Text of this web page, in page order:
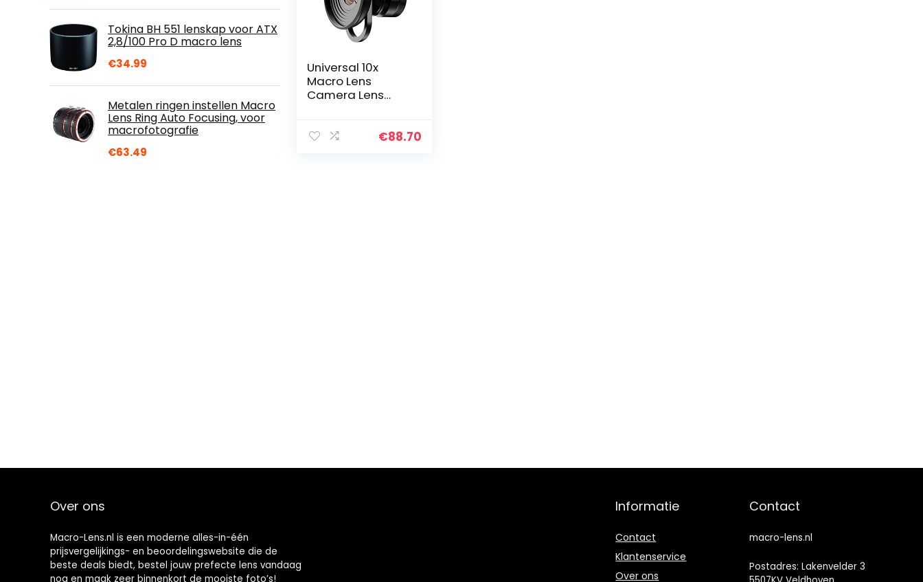
Tokina BH 551 lenskap voor ATX
2,8/100 Pro D macro lens
€34.99
Metalen ringen instellen Macro
Lens Ring Auto Focusing, voor
macrofotografie
€63.49
Universal 10x
Macro Lens
Camera Lens
Tablet
€88.70
Over ons
Macro-Lens.nl is een moderne alles-in-één
prijsvergelijkings- en beoordelingswebsite die de
beste deals biedt, bestel jouw prefecte lens vandaag
nog en maak zeer binnenkort de mooiste foto’s!
Informatie
Contact
Klantenservice
Over ons
Contact
macro-lens.nl
Postadres: Lakenvelder 3